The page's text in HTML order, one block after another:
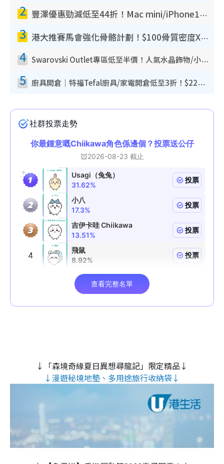
2 豐澤優惠勁減低至44折！Mac mini/iPhone17Pro大減價！廚房家電$220起
3 港大推賽馬會強化骨骼計劃！$100骨質密度X光檢查 完成免費運動訓練送超市禮券！附參加資格
4 Swarovski Outlet專區低至半價！人氣水晶飾物/小擺設$138起！迪士尼款/水晶高跟鞋都有平
5 廚具開倉｜特福Tefal廚具/家電開倉低至3折！$220起買平底鍋/炒鑊/湯煲！電飯煲/吸塵機/燙斗$418起
↓「森境奇緣夏日異想尋龍記」限定精品↓
↓漫遊秘境地墊、多用途旅行收納袋↓